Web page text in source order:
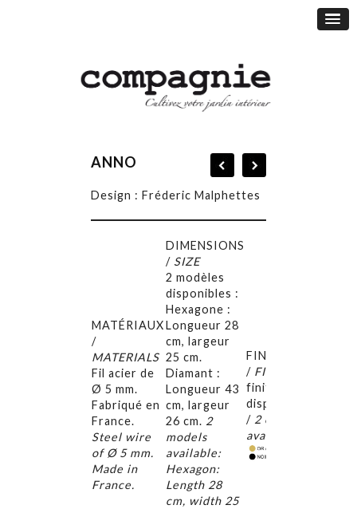
ANNO
Design : Fréderic Malphettes
MATÉRIAUX
/
MATERIALS
Fil acier de
Ø 5 mm.
Fabriqué en
France.
Steel wire
of Ø 5 mm.
Made in
France.
DIMENSIONS
/ SIZE
2 modèles
disponibles :
Hexagone :
Longueur 28
cm, largeur
25 cm.
Diamant :
Longueur 43
cm, largeur
26 cm. 2
models
available:
Hexagon:
Length 28
cm, width 25
FINITIONS
/ FINISH
finitions
disponibles
/ 2 colors
available